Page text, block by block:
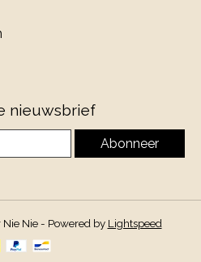
nieuwsbrief
Abonneer
Nie - Powered by Lightspeed